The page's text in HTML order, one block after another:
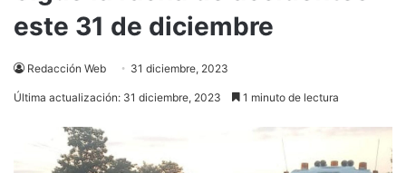
este 31 de diciembre
Redacción Web 31 diciembre, 2023
Última actualización: 31 diciembre, 2023 1 minuto de lectura